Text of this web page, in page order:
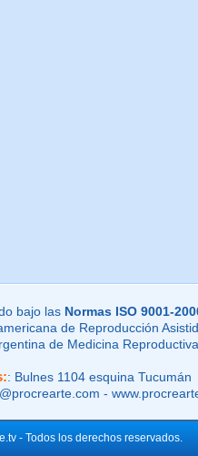
bajo las Normas ISO 9001-
de Reproducción
de Medicina
: Bulnes 1104 esquina Tucumán
-
- Todos los derechos reservados.